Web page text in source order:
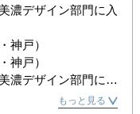
濃デザイン部門に入
神戸）
神戸）
濃デザイン部門に入
もっと見る